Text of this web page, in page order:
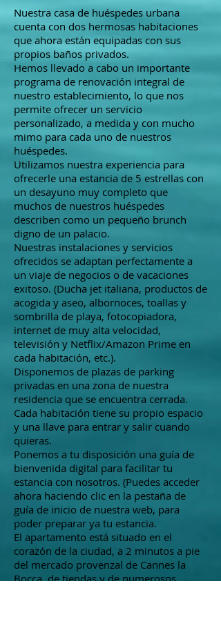
Nuestra casa de huéspedes urbana
cuenta con dos hermosas habitaciones
que ahora están equipadas con sus
propios baños privados.
Hemos llevado a cabo un importante
programa de renovación integral de
nuestro establecimiento, lo que nos
permite ofrecer un servicio
personalizado, a medida y con mucho
mimo para cada uno de nuestros
huéspedes.
Utilizamos nuestra experiencia para
ofrecerle una estancia de 5 estrellas con
un desayuno muy completo que
muchos de nuestros huéspedes
describen como un pequeño brunch
digno de un palacio.
Nuestras instalaciones y servicios
ofrecidos se adaptan perfectamente a
un viaje de negocios o de vacaciones
exitoso. (Ducha jet italiana, productos de
acogida y aseo, albornoces, toallas y
sombrilla de playa, fotocopiadora,
internet de muy alta velocidad,
televisión y Netflix/Amazon Prime en
cada habitación, etc.).
Disponemos de plazas de parking
privadas en una zona de nuestra
residencia que se encuentra cerrada.
Cada habitación tiene su propio espacio
y una llave para entrar y salir cuando
quieras.
Ponemos a tu disposición una guía de
bienvenida digital para facilitar tu
estancia con nosotros. (Puedes acceder
ahora haciendo clic en la pestaña de
guía de inicio de nuestra web, para
poder preparar ya tu estancia.
El apartamento está situado en el
corazón de la ciudad, a 2 minutos a pie
del mercado provenzal de Cannes la
Bocca, de tiendas y de numerosos